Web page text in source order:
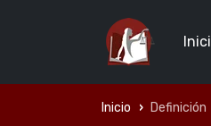
Inicio Definición